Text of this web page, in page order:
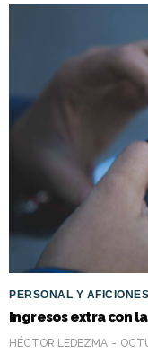
PERSONAL Y AFICIONES
Ingresos extra con
HÉCTOR LEDEZMA